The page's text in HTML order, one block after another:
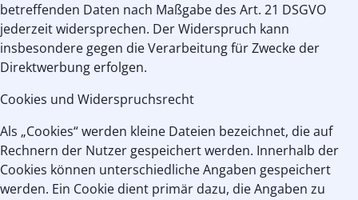
betreffenden Daten nach Maßgabe des Art. 21 DSGVO
jederzeit widersprechen. Der Widerspruch kann
insbesondere gegen die Verarbeitung für Zwecke der
Direktwerbung erfolgen.
Cookies und Widerspruchsrecht
Als „Cookies“ werden kleine Dateien bezeichnet, die auf
Rechnern der Nutzer gespeichert werden. Innerhalb der
Cookies können unterschiedliche Angaben gespeichert
werden. Ein Cookie dient primär dazu, die Angaben zu